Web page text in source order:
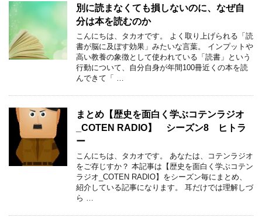
別に読まなくても損しないのに、なぜ自
分は本を読むのか
こんにちは、タカオです。 よく取り上げられる「読
書が脳に及ぼす効果」みたいな言葉。 インプットや
高い教養の象徴として使われている「読書」という
行動について、自分自身が年間100冊近くの本を読
んできて「 …
まとめ【歴史を面白く学ぶコテンラジオ
_COTEN RADIO】 シーズン8 ヒトラ
ー
こんにちは、タカオです。 あなたは、コテンラジオ
をご存じすか？ 本記事は【歴史を面白く学ぶコテン
ラジオ_COTEN RADIO】をシーズン毎にまとめ、
紹介している記事になります。 耳だけでは理解しづ
ら …